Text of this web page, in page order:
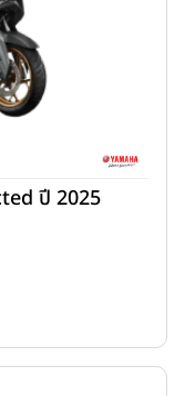
ปี 2025